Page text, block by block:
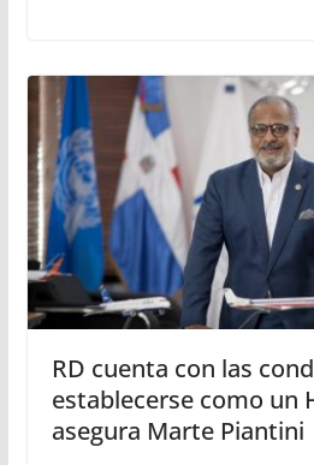
RD cuenta con las
establecerse como un
asegura Marte Piantini